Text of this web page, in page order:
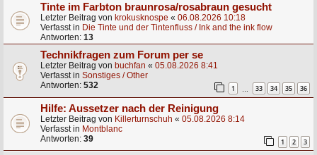
Tinte im Farbton braunrosa/rosabraun gesucht
Letzter Beitrag von krokusknospe « 06.08.2026 10:18
Verfasst in Die Tinte und der Tintenfluss / Ink and the ink flow
Antworten: 13
Technikfragen zum Forum per se
Letzter Beitrag von buchfan « 05.08.2026 8:41
Verfasst in Sonstiges / Other
Antworten: 532 1 33 34 35 36
Hilfe: Aussetzer nach der Reinigung
Letzter Beitrag von Killerturnschuh « 05.08.2026 8:14
Verfasst in Montblanc
Antworten: 39 1 2 3